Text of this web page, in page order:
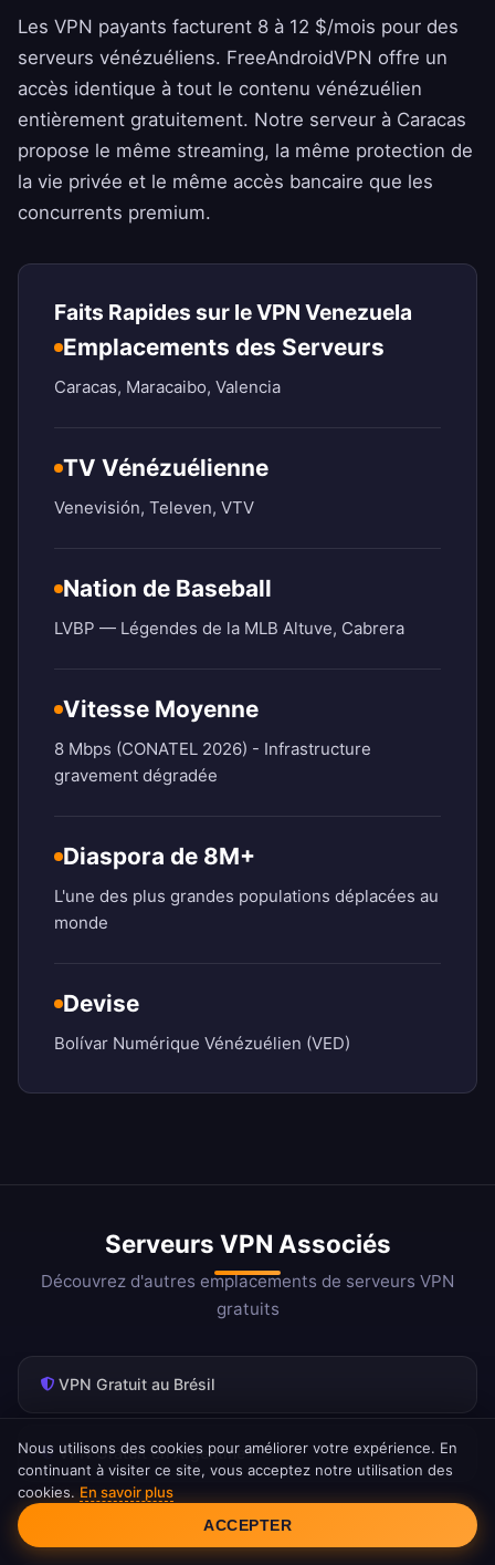
Les VPN payants facturent 8 à 12 $/mois pour des
serveurs vénézuéliens. FreeAndroidVPN offre un
accès identique à tout le contenu vénézuélien
entièrement gratuitement. Notre serveur à Caracas
propose le même streaming, la même protection de
la vie privée et le même accès bancaire que les
concurrents premium.
Faits Rapides sur le VPN Venezuela
Emplacements des Serveurs
Caracas, Maracaibo, Valencia
TV Vénézuélienne
Venevisión, Televen, VTV
Nation de Baseball
LVBP — Légendes de la MLB Altuve, Cabrera
Vitesse Moyenne
8 Mbps (CONATEL 2026) - Infrastructure
gravement dégradée
Diaspora de 8M+
L'une des plus grandes populations déplacées au
monde
Devise
Bolívar Numérique Vénézuélien (VED)
Serveurs VPN Associés
Découvrez d'autres emplacements de serveurs VPN
gratuits
VPN Gratuit au Brésil
VPN Gratuit en Argentine
VPN Gratuit au Chili
Consentement aux cookies
Nous utilisons des cookies pour améliorer votre expérience. En
continuant à visiter ce site, vous acceptez notre utilisation des
cookies. En savoir plus
ACCEPTER